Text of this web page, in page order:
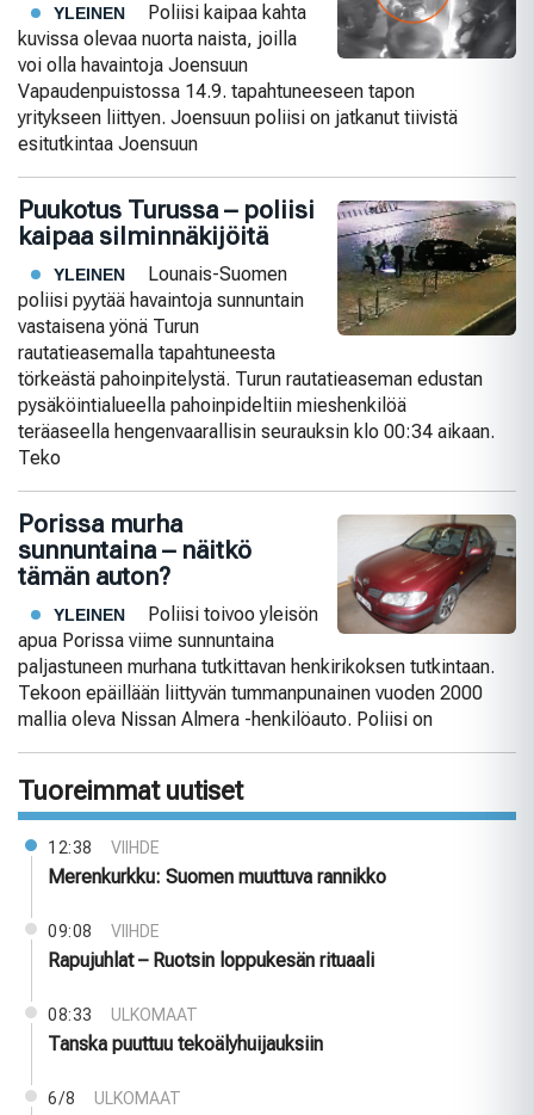
YLEINEN
Poliisi kaipaa kahta
kuvissa olevaa nuorta naista, joilla
voi olla havaintoja Joensuun
Vapaudenpuistossa 14.9. tapahtuneeseen tapon
yritykseen liittyen. Joensuun poliisi on jatkanut tiivistä
esitutkintaa Joensuun
Puukotus Turussa – poliisi
kaipaa silminnäkijöitä
YLEINEN
Lounais-Suomen
poliisi pyytää havaintoja sunnuntain
vastaisena yönä Turun
rautatieasemalla tapahtuneesta
törkeästä pahoinpitelystä. Turun rautatieaseman edustan
pysäköintialueella pahoinpideltiin mieshenkilöä
teräaseella hengenvaarallisin seurauksin klo 00:34 aikaan.
Teko
Porissa murha
sunnuntaina – näitkö
tämän auton?
YLEINEN
Poliisi toivoo yleisön
apua Porissa viime sunnuntaina
paljastuneen murhana tutkittavan henkirikoksen tutkintaan.
Tekoon epäillään liittyvän tummanpunainen vuoden 2000
mallia oleva Nissan Almera -henkilöauto. Poliisi on
Tuoreimmat uutiset
12:38 VIIHDE
Merenkurkku: Suomen muuttuva rannikko
09:08 VIIHDE
Rapujuhlat – Ruotsin loppukesän rituaali
08:33 ULKOMAAT
Tanska puuttuu tekoälyhuijauksiin
6/8 ULKOMAAT